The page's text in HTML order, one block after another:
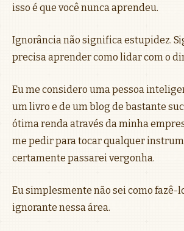
isso é que você nunca aprendeu.
Ignorância não significa estupidez.
precisa aprender como lidar com o
Eu me considero uma pessoa
um livro e de um blog de bastante
ótima renda através da minha
me pedir para tocar qualquer
certamente passarei vergonha.
Eu simplesmente não sei como fazê-
ignorante nessa área.